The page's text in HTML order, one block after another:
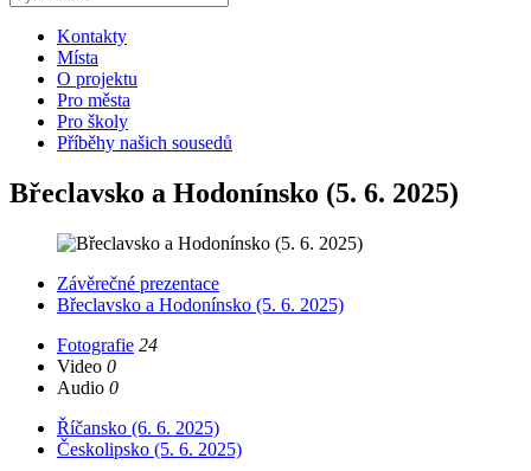
Kontakty
Místa
O projektu
Pro města
Pro školy
Příběhy našich sousedů
Břeclavsko a Hodonínsko (5. 6. 2025)
Závěrečné prezentace
Břeclavsko a Hodonínsko (5. 6. 2025)
Fotografie 24
Video 0
Audio 0
Říčansko (6. 6. 2025)
Českolipsko (5. 6. 2025)